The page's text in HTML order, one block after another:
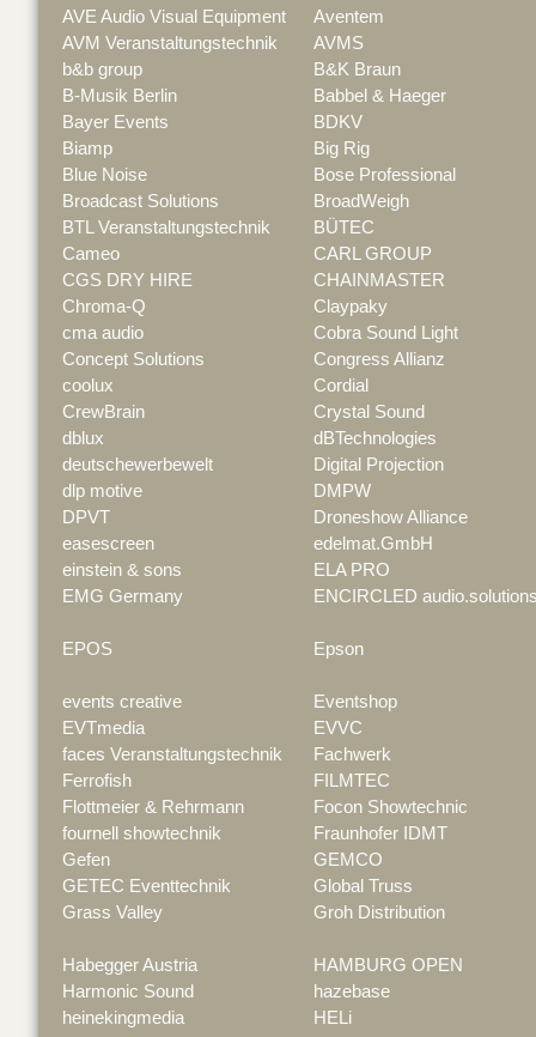
AVE Audio Visual Equipment
Aventem
AVM Veranstaltungstechnik
AVMS
b&b group
B&K Braun
B-Musik Berlin
Babbel & Haeger
Bayer Events
BDKV
Biamp
Big Rig
Blue Noise
Bose Professional
Broadcast Solutions
BroadWeigh
BTL Veranstaltungstechnik
BÜTEC
Cameo
CARL GROUP
CGS DRY HIRE
CHAINMASTER
Chroma-Q
Claypaky
cma audio
Cobra Sound Light
Concept Solutions
Congress Allianz
coolux
Cordial
CrewBrain
Crystal Sound
dblux
dBTechnologies
deutschewerbewelt
Digital Projection
dlp motive
DMPW
DPVT
Droneshow Alliance
easescreen
edelmat.GmbH
einstein & sons
ELA PRO
EMG Germany
ENCIRCLED audio.solutions
EPOS
Epson
events creative
Eventshop
EVTmedia
EVVC
faces Veranstaltungstechnik
Fachwerk
Ferrofish
FILMTEC
Flottmeier & Rehrmann
Focon Showtechnic
fournell showtechnik
Fraunhofer IDMT
Gefen
GEMCO
GETEC Eventtechnik
Global Truss
Grass Valley
Groh Distribution
Habegger Austria
HAMBURG OPEN
Harmonic Sound
hazebase
heinekingmedia
HELi